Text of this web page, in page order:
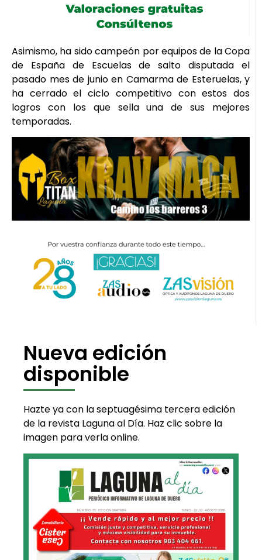
Asimismo, ha sido campeón por equipos de la Copa
de España de Escuelas de salto disputada el
pasado mes de junio en Camarma de Esteruelas, y
ha cerrado el ciclo competitivo con estos dos
logros con los que sella una de sus mejores
temporadas.
Nueva edición
disponible
Hazte ya con la septuagésima tercera edición
de la revista Laguna al Día. Haz clic sobre la
imagen para verla online.